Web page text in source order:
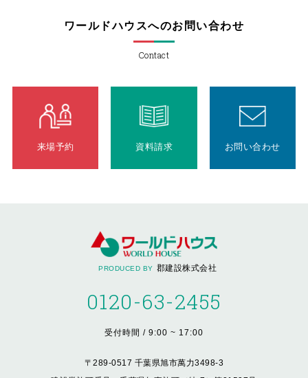
ワールドハウスへのお問い合わせ
Contact
来場予約 資料請求 お問い合わせ
PRODUCED BY 郡建設株式会社
0120-63-2455
受付時間 / 9:00 ~ 17:00
〒289-0517 千葉県旭市萬力3498-3